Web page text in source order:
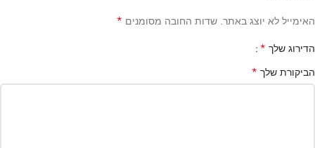
האימייל לא יוצג באתר. שדות החובה מסומנים *
הדירוג שלך *
הביקורת שלך *